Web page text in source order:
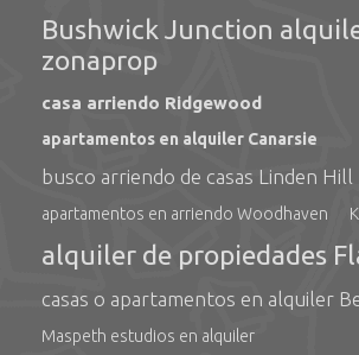
Bushwick Junction
zonaprop
casa arriendo Ridgewood
apartamentos en alquiler Canarsie
busco arriendo de casas Linden Hill
apartamentos en arriendo Woodhaven
alquiler de propiedades
casas o apartamentos en alquiler
Maspeth estudios en alquiler